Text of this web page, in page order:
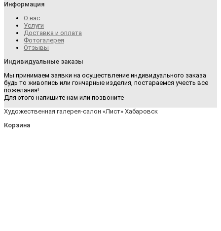
Информация
О нас
Услуги
Доставка и оплата
Фотогалерея
Отзывы
Индивидуальные заказы
Мы принимаем заявки на осуществление индивидуального заказа
будь то живопись или гончарные изделия, постараемся учесть все
пожелания!
Для этого напишите нам или позвоните
Художественная галерея-салон «Лист» Хабаровск
Корзина